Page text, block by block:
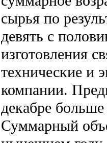
сырья по
девять с
изготовления
технические и
компании.
декабре
Суммарный